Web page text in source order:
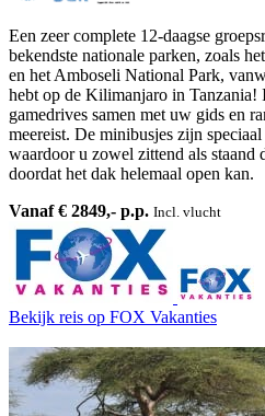
Een zeer complete 12-daagse
bekendste nationale parken, zoals
en het Amboseli National Park,
hebt op de Kilimanjaro in Tanzania!
gamedrives samen met uw gids en
meereist. De minibusjes zijn
waardoor u zowel zittend als staand
doordat het dak helemaal open kan.
Vanaf € 2849,- p.p. Incl. vlucht
Bekijk reis op FOX Vakanties